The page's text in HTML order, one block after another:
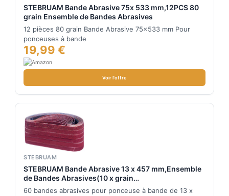
STEBRUAM Bande Abrasive 75x 533 mm,12PCS 80
grain Ensemble de Bandes Abrasives
12 pièces 80 grain Bande Abrasive 75x533 mm Pour
ponceuses à bande
19,99 €
Voir l'offre
STEBRUAM
STEBRUAM Bande Abrasive 13 x 457 mm,Ensemble
de Bandes Abrasives(10 x grain
40/60/80/120/180/240 chacun) pour Ponceuses à
60 bandes abrasives pour ponceuse à bande de 13 x